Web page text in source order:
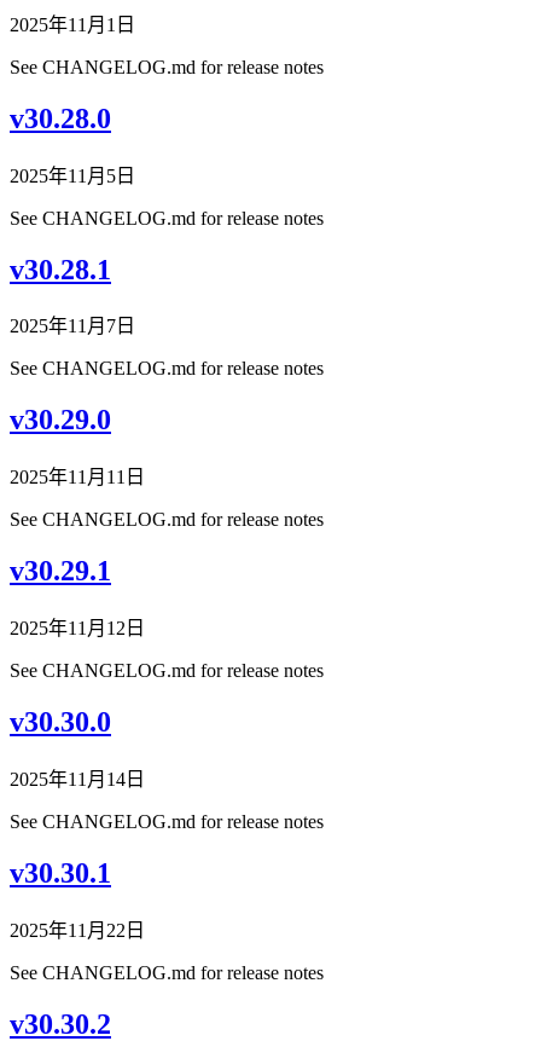
2025年11月1日
See CHANGELOG.md for release notes
v30.28.0
2025年11月5日
See CHANGELOG.md for release notes
v30.28.1
2025年11月7日
See CHANGELOG.md for release notes
v30.29.0
2025年11月11日
See CHANGELOG.md for release notes
v30.29.1
2025年11月12日
See CHANGELOG.md for release notes
v30.30.0
2025年11月14日
See CHANGELOG.md for release notes
v30.30.1
2025年11月22日
See CHANGELOG.md for release notes
v30.30.2